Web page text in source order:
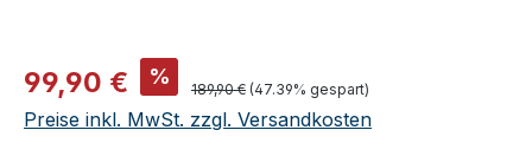
Verkaufspreis:
99,90 € % Regulärer Preis:
189,90 € (47.39% gespart)
Preise inkl. MwSt. zzgl. Versandkosten